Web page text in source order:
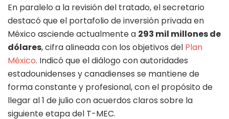
En paralelo a la revisión del tratado, el secretario
destacó que el portafolio de inversión privada en
México asciende actualmente a 293 mil millones de
dólares, cifra alineada con los objetivos del Plan
México. Indicó que el diálogo con autoridades
estadounidenses y canadienses se mantiene de
forma constante y profesional, con el propósito de
llegar al 1 de julio con acuerdos claros sobre la
siguiente etapa del T-MEC.